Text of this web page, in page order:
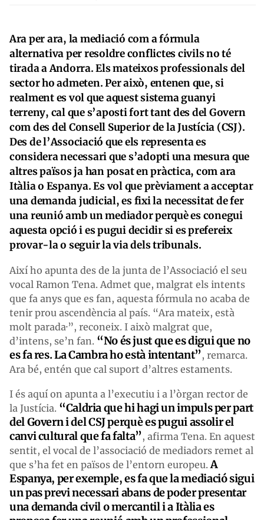
Ara per ara, la mediació com a fórmula
alternativa per resoldre conflictes civils no té
tirada a Andorra. Els mateixos professionals del
sector ho admeten. Per això, entenen que, si
realment es vol que aquest sistema guanyi
terreny, cal que s’aposti fort tant des del Govern
com des del Consell Superior de la Justícia (CSJ).
Des de l’Associació que els representa es
considera necessari que s’adopti una mesura que
altres països ja han posat en pràctica, com ara
Itàlia o Espanya. Es vol que prèviament a acceptar
una demanda judicial, es fixi la necessitat de fer
una reunió amb un mediador perquè es conegui
aquesta opció i es pugui decidir si es prefereix
provar-la o seguir la via dels tribunals.
Així ho apunta des de la junta de l’Associació el seu
vocal Ramon Tena. Admet que, malgrat els intents
que fa anys que es fan, aquesta fórmula no acaba de
tenir prou ascendència al país. “Ara mateix, està
molt parada·”, reconeix. I això malgrat que,
d’intens, se’n fan. “No és just que es digui que no
es fa res. La Cambra ho està intentant”, remarca.
Ara bé, entén que cal suport d’altres estaments.
I és aquí on apunta a l’executiu i a l’òrgan rector de
la Justícia. “Caldria que hi hagi un impuls per part
del Govern i del CSJ perquè es pugui assolir el
canvi culturalque fa falta”, afirma Tena. En aquest
sentit, el vocal de l’associació de mediadors remet al
que s’ha fet en països de l’entorn europeu. A
Espanya, per exemple, es fa que la mediació sigui
un pas previ necessari abans de poder presentar
una demanda civil o mercantil i a Itàlia es